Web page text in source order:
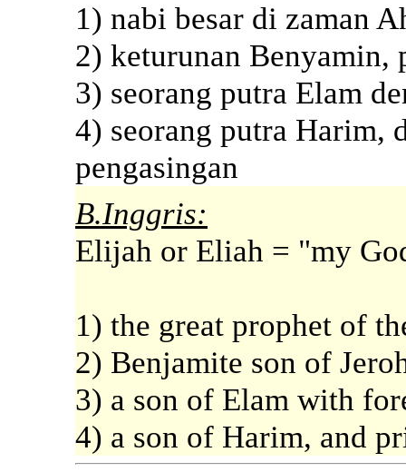
1) nabi besar di zaman
2) keturunan Benyamin,
3) seorang putra Elam
4) seorang putra Harim,
pengasingan
B.Inggris:
Elijah or Eliah = "my
1) the great prophet of
2) Benjamite son of
3) a son of Elam with
4) a son of Harim, and